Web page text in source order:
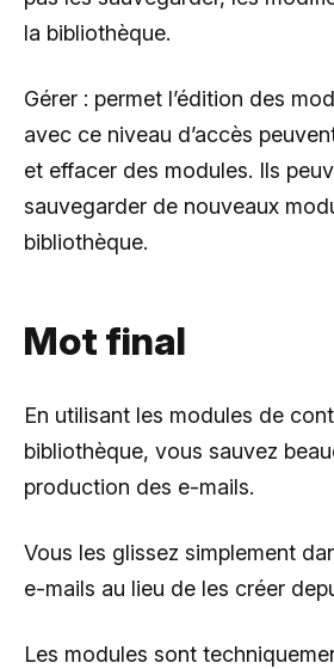
la bibliothèque.
Gérer : permet l’édition des
avec ce niveau d’accès
et effacer des modules. Ils
sauvegarder de nouveaux
bibliothèque.
Mot final
En utilisant les modules de
bibliothèque, vous sauvez
production des e-mails.
Vous les glissez simplement
e-mails au lieu de les créer
Les modules sont